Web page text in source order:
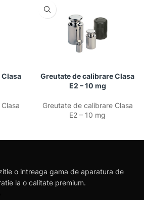
Greutate de calibrare Clasa
E2 – 10 mg
Greutate de calibrare Clasa
E2 – 10 mg
o intreaga gama de aparatura de
la o calitate premium.